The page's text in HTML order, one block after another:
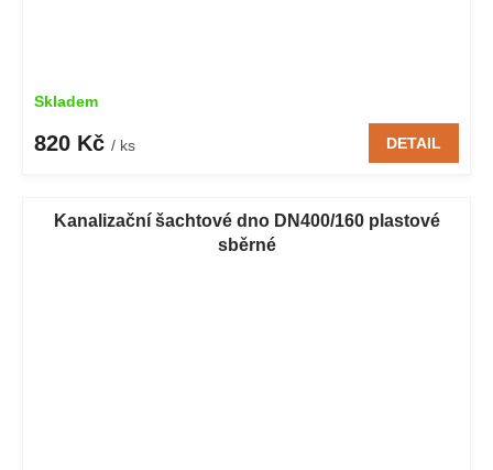
Skladem
820 Kč / ks DETAIL
Kanalizační šachtové dno DN400/160 plastové
sběrné